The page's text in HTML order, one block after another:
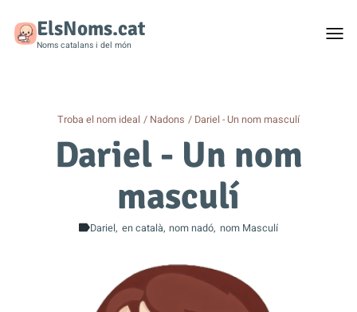
ElsNoms.cat
Noms catalans i del món
Troba el nom ideal Nadons Dariel - Un nom masculí
Dariel - Un nom
masculí
Dariel en català nom nadó nom Masculí